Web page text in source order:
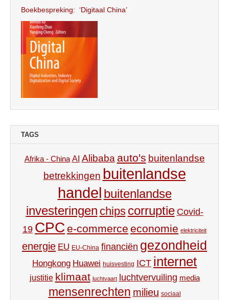
Boekbespreking: ‘Digitaal China’
TAGS
Afrika - China AI Alibaba auto's buitenlandse
betrekkingen buitenlandse
handel buitenlandse
investeringen chips corruptie Covid-
19 CPC e-commerce economie elektriciteit
energie EU EU-China financiën gezondheid
Hongkong Huawei huisvesting ICT internet
justitie klimaat luchtvaart luchtvervuiling media
mensenrechten milieu sociaal